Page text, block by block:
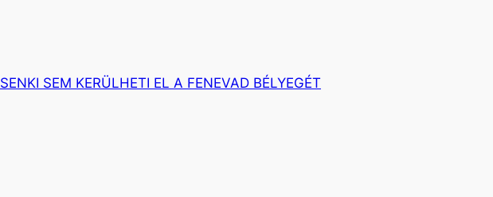
SENKI SEM KERÜLHETI EL A FENEVAD BÉLYEGÉT